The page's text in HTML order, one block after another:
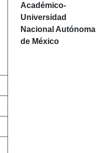
Académico-
Universidad
Nacional Autónoma
de México